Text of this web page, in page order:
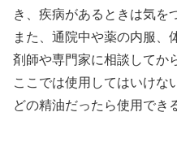
き、疾病があるときは気を
また、通院中や薬の内服、
剤師や専門家に相談してか
ここでは使用してはいけな
どの精油だったら使用でき